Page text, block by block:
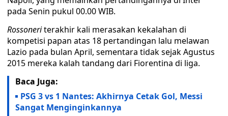
pada Senin pukul 00.00 WIB.
Rossoneriterakhir kali merasakan kekalahan di
kompetisi papan atas 18 pertandingan lalu melawan
Lazio pada bulan April, sementara tidak sejak Agustus
2015 mereka kalah tandang dari Fiorentina di liga.
Baca Juga:
PSG 3 vs 1 Nantes: Akhirnya Cetak Gol, Messi
Sangat Menginginkannya